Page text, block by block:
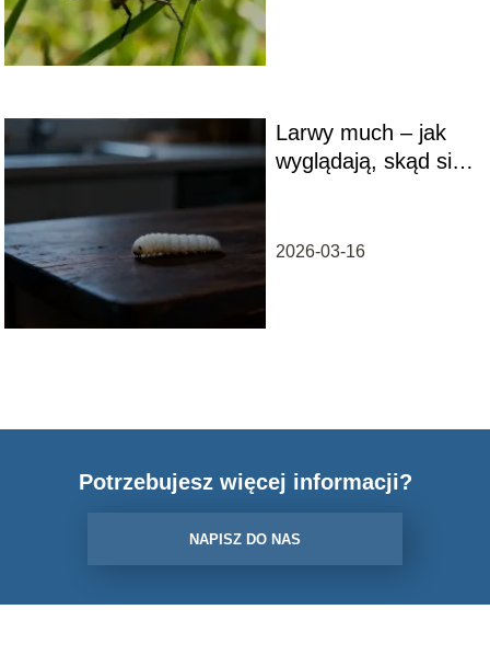
Larwy much – jak
wyglądają, skąd się
2026-03-16
Potrzebujesz więcej informacji?
NAPISZ DO NAS